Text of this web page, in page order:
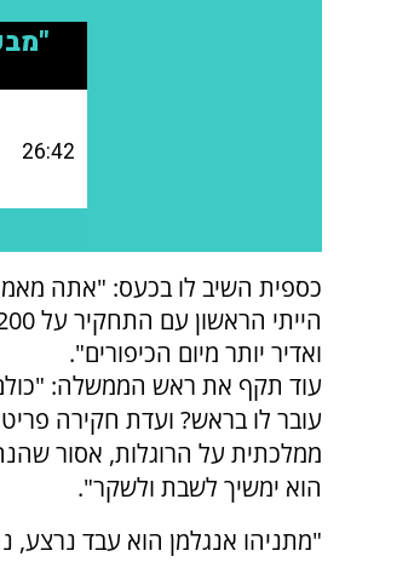
כספית השיב לו בכעס: "אתה
ואדיר יותר מיום הכיפורים".
עוד תקף את ראש הממשלה:
עובר לו בראש? ועדת חקירה
ממלכתית על הרוגלות, אסור
הוא ימשיך לשבת ולשקר".
"מתניהו אנגלמן הוא עבד נרצע,